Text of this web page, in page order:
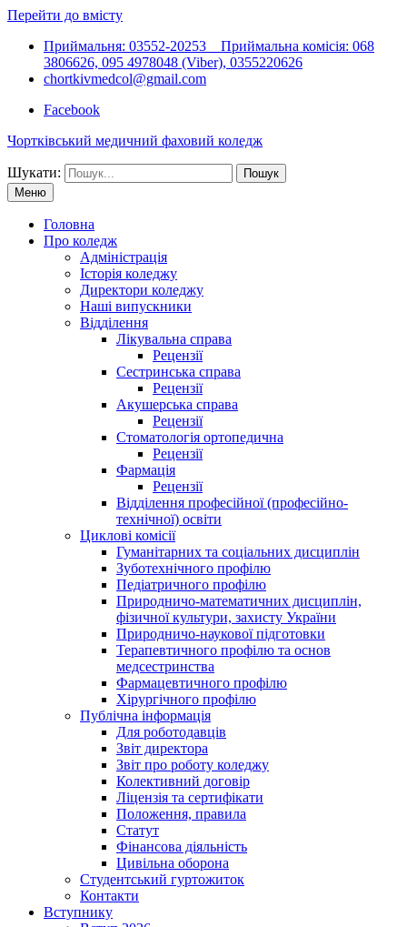
Перейти до вмісту
Приймальня: 03552-20253 Приймальна комісія: 068
3806626, 095 4978048 (Viber), 0355220626
chortkivmedcol@gmail.com
Facebook
Чортківський медичний фаховий коледж
Шукати:
Меню
Головна
Про коледж
Адміністрація
Історія коледжу
Директори коледжу
Наші випускники
Відділення
Лікувальна справа
Рецензії
Сестринська справа
Рецензії
Акушерська справа
Рецензії
Стоматологія ортопедична
Рецензії
Фармація
Рецензії
Відділення професійної (професійно-
технічної) освіти
Циклові комісії
Гуманітарних та соціальних дисциплін
Зуботехнічного профілю
Педіатричного профілю
Природничо-математичних дисциплін,
фізичної культури, захисту України
Природничо-наукової підготовки
Терапевтичного профілю та основ
медсестринства
Фармацевтичного профілю
Хірургічного профілю
Публічна інформація
Для роботодавців
Звіт директора
Звіт про роботу коледжу
Колективний договір
Ліцензія та сертифікати
Положення, правила
Статут
Фінансова діяльність
Цивільна оборона
Студентський гуртожиток
Контакти
Вступнику